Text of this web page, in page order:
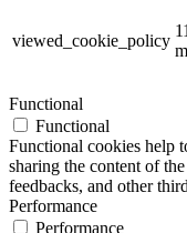
viewed_cookie_policy
11
Functional
Functional
Functional cookies help
sharing the content of
feedbacks, and other
Performance
Performance